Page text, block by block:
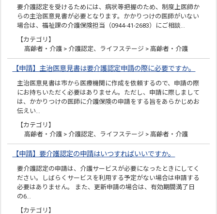
要介護認定を受けるためには、病状等把握のため、制度上医師か
らの主治医意見書が必要となります。かかりつけの医師がいない
場合は、福祉課の介護保険担当（0944-41-2683）にご相談…
【カテゴリ】
高齢者・介護 > 介護認定、ライフステージ > 高齢者・介護
【申請】主治医意見書は要介護認定申請の際に必要ですか。
主治医意見書は市から医療機関に作成を依頼するので、申請の際
にお持ちいただく必要はありません。ただし、申請に際しまして
は、かかりつけの医師に介護保険の申請をする旨をあらかじめお
伝えい…
【カテゴリ】
高齢者・介護 > 介護認定、ライフステージ > 高齢者・介護
【申請】要介護認定の申請はいつすればいいですか。
要介護認定の申請は、介護サービスが必要になったときにしてく
ださい。しばらくサービスを利用する予定がない場合は申請する
必要はありません。 また、更新申請の場合は、有効期間満了日
の6…
【カテゴリ】